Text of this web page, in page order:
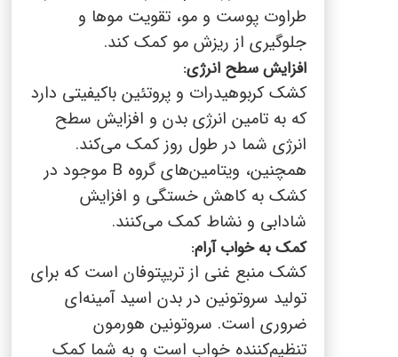
طراوت پوست و مو، تقویت موها و
جلوگیری از ریزش مو کمک کند.
افزایش سطح انرژی:
کشک کربوهیدرات و پروتئین باکیفیتی دارد
که به تامین انرژی بدن و افزایش سطح
انرژی شما در طول روز کمک می‌کند.
همچنین، ویتامین‌های گروه B موجود در
کشک به کاهش خستگی و افزایش
شادابی و نشاط کمک می‌کنند.
کمک به خواب آرام:
کشک منبع غنی از تریپتوفان است که برای
تولید سروتونین در بدن اسید آمینه‌ای
ضروری است. سروتونین هورمون
تنظیم‌کننده خواب است و به شما کمک